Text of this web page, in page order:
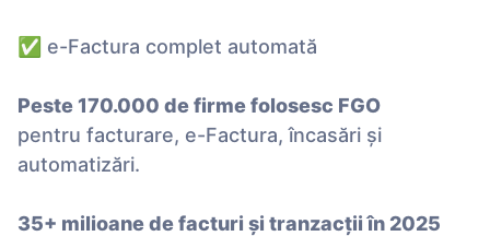
✅ e-Factura complet automată
Peste 170.000 de firme folosesc FGO
pentru facturare, e-Factura, încasări și
automatizări.
35+ milioane de facturi și tranzacții în 2025